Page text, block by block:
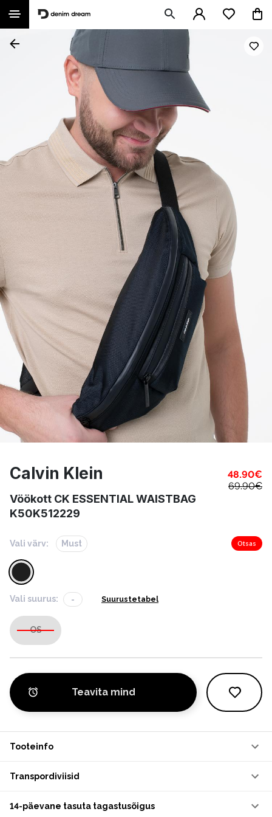
Calvin Klein 48.90€
69.90€
Vöökott CK ESSENTIAL WAISTBAG
K50K512229
Vali värv: Must Otsas
Vali suurus: - Suurustetabel
OS
Teavita mind
Tooteinfo
Transpordiviisid
14-päevane tasuta tagastusõigus